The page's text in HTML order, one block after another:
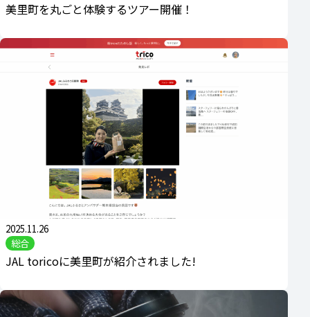
美里町を丸ごと体験するツアー開催！
2025.11.26
総合
JAL toricoに美里町が紹介されました!